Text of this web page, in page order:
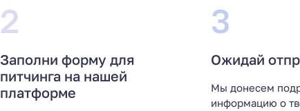
2
Заполни форму для
питчинга на нашей
платформе
3
Ожидай
Мы донесем
информацию о